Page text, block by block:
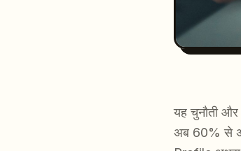
यह चुनौती और
अब 60% से